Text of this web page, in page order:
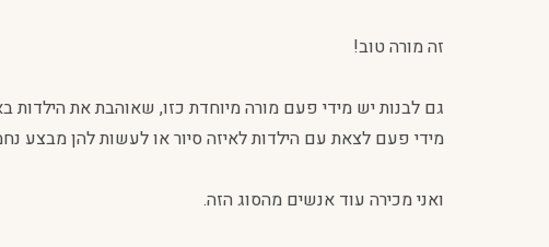
זה מורה טוב!
גם לבנות יש מידי פעם מורה מיוחדת כזו, שאוהבת את
מידי פעם לצאת עם הילדות לאיזה סיור או לעשות להן מבצע
ואני מכירה עוד אנשים מהסוג הזה.